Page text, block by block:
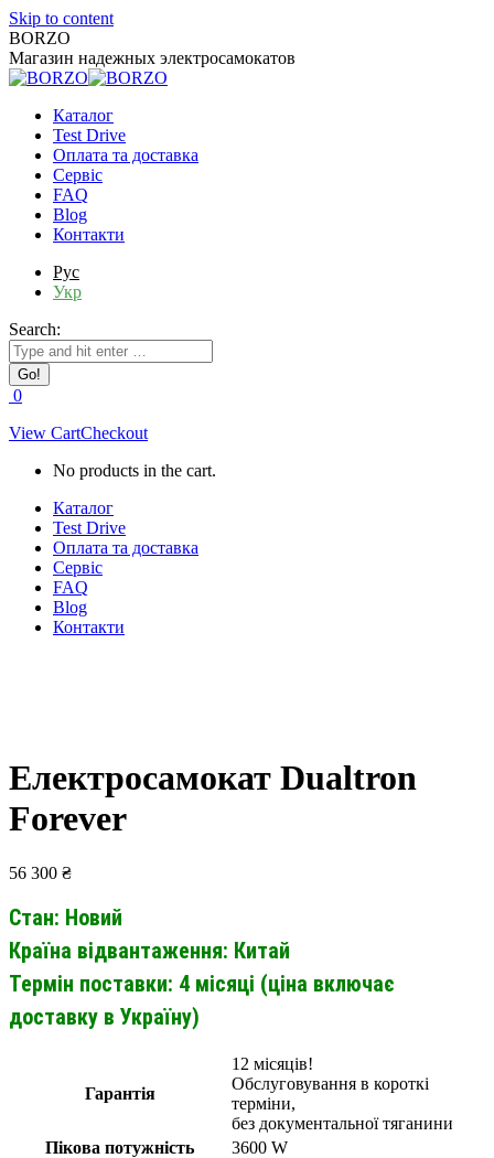
Skip to content
BORZO
Магазин надежных электросамокатов
Каталог
Test Drive
Оплата та доставка
Сервіс
FAQ
Blog
Контакти
Рус
Укр
Search:
0
View CartCheckout
No products in the cart.
Каталог
Test Drive
Оплата та доставка
Сервіс
FAQ
Blog
Контакти
Електросамокат Dualtron
Forever
56 300 ₴
Стан: Новий
Країна відвантаження: Китай
Термін поставки: 4 місяці (ціна включає
доставку в Україну)
Гарантія
12 місяців!
Обслуговування в короткі
терміни,
без документальної тяганини
Пікова потужність
3600 W